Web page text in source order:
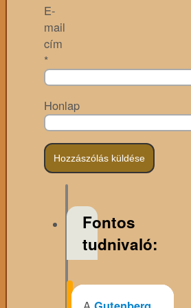
E-
mail
cím
*
Honlap
Fontos
tudnivaló: